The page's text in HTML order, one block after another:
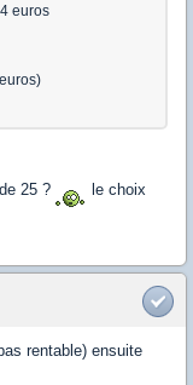
euros
25 ?
le choix
rentable) ensuite